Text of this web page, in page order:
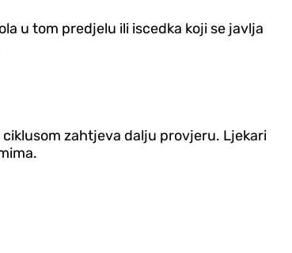
u tom predjelu ili iscedka koji se javlja
zahtjeva dalju provjeru. Ljekari